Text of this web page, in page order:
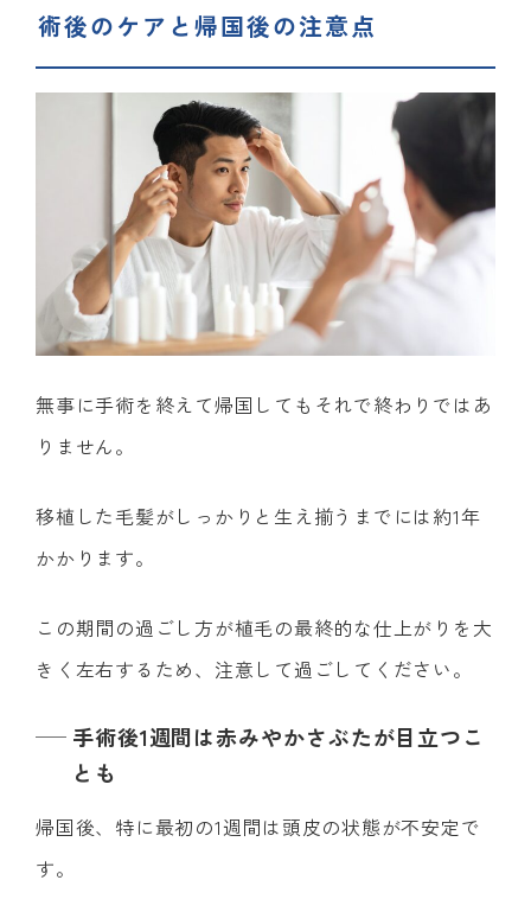
術後のケアと帰国後の注意点
無事に手術を終えて帰国してもそれで終わりではあ
りません。
移植した毛髪がしっかりと生え揃うまでには約1年
かかります。
この期間の過ごし方が植毛の最終的な仕上がりを大
きく左右するため、注意して過ごしてください。
手術後1週間は赤みやかさぶたが目立つこ
とも
帰国後、特に最初の1週間は頭皮の状態が不安定で
す。